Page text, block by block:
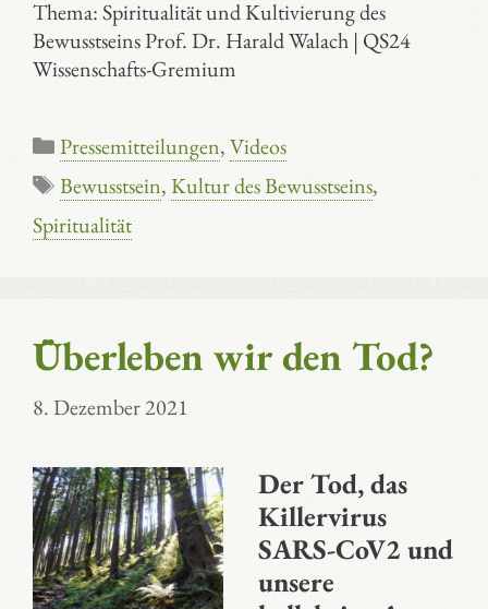
Thema: Spiritualität und Kultivierung des
Bewusstseins Prof. Dr. Harald Walach | QS24
Wissenschafts-Gremium
Kategorien
Pressemitteilungen,Videos
Schlagwörter
Bewusstsein,Kultur des Bewusstseins,
Spiritualität
Überleben wir den Tod?
8. Dezember 2021
Der Tod, das
Killervirus
SARS-CoV2 und
unsere